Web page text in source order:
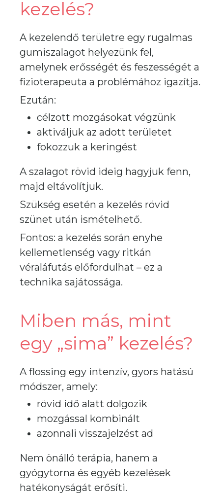
kezelés?
A kezelendő területre egy rugalmas
gumiszalagot helyezünk fel,
amelynek erősségét és feszességét a
fizioterapeuta a problémához igazítja.
Ezután:
célzott mozgásokat végzünk
aktiváljuk az adott területet
fokozzuk a keringést
A szalagot rövid ideig hagyjuk fenn,
majd eltávolítjuk.
Szükség esetén a kezelés rövid
szünet után ismételhető.
Fontos: a kezelés során enyhe
kellemetlenség vagy ritkán
véraláfutás előfordulhat – ez a
technika sajátossága.
Miben más, mint
egy „sima” kezelés?
A flossing egy intenzív, gyors hatású
módszer, amely:
rövid idő alatt dolgozik
mozgással kombinált
azonnali visszajelzést ad
Nem önálló terápia, hanem a
gyógytorna és egyéb kezelések
hatékonyságát erősíti.